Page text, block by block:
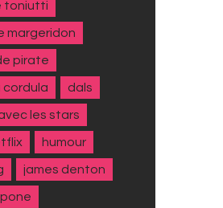
toniutti
margeridon
pirate
cordula dals
les stars
humour
james denton